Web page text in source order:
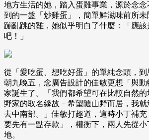
地方生活的她，踏入蛋雞事業，源於念
到的一盤「炒雞蛋」，簡單鮮滋味前所
蹦亂跳的雞，她似乎明白了什麼：「應
吧！」
從「愛吃蛋、想吃好蛋」的單純念頭，
朝九晚五，念廣告設計的佳敏更想「與
家誕生了。「我們都希望可在比較自然
野家的取名緣故－希望隨山野而居，我
去中南部。」佳敏打趣道，這時小丁補
要先有一點存款」，權衡下，兩人先從
地。